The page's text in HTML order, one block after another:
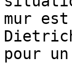
mur
pour